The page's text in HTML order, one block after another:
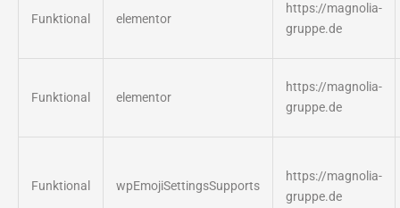
Funktional elementor
https://magnolia-
gruppe.de
Funktional elementor
https://magnolia-
gruppe.de
Funktional wpEmojiSettingsSupports
https://magnolia-
gruppe.de